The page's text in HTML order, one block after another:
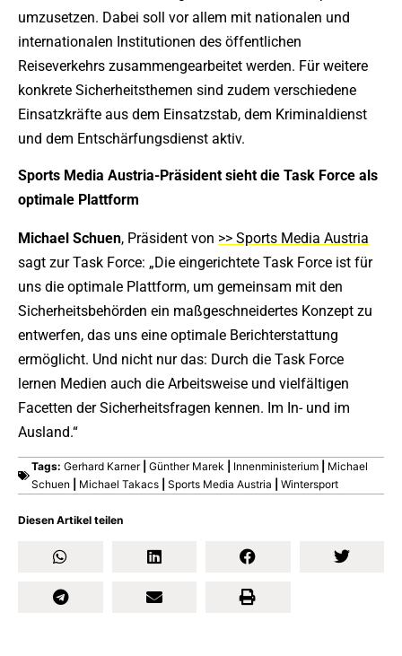
Diesen Artikel teilen
umzusetzen. Dabei soll vor allem mit nationalen und
internationalen Institutionen des öffentlichen
Reiseverkehrs zusammengearbeitet werden. Für weitere
konkrete Sicherheitsthemen sind zudem verschiedene
Einsatzkräfte aus dem Einsatzstab, dem Kriminaldienst
und dem Entschärfungsdienst aktiv.
Sports Media Austria-Präsident sieht die Task Force als
optimale Plattform
Michael Schuen, Präsident von >> Sports Media Austria
sagt zur Task Force: „Die eingerichtete Task Force ist für
uns die optimale Plattform, um gemeinsam mit den
Sicherheitsbehörden ein maßgeschneidertes Konzept zu
entwerfen, das uns eine optimale Berichterstattung
ermöglicht. Und nicht nur das: Durch die Task Force
lernen Medien auch die Arbeitsweise und vielfältigen
Facetten der Sicherheitsfragen kennen. Im In- und im
Ausland.“
Tags: Gerhard Karner| Günther Marek Innenministerium
Michael
Schuen
Michael Takacs Sports Media Austria Wintersport